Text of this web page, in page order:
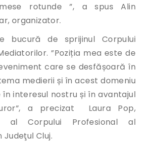
mese rotunde ”, a spus Alin
organizator.
bucură de sprijinul Corpului
”Poziția mea este de
care se desfășoară în
medierii și în acest domeniu
interesul nostru și în avantajul
a precizat Laura Pop,
al Corpului Profesional al
Cluj.